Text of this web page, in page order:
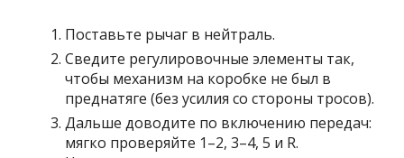
Поставьте рычаг в нейтраль.
Сведите регулировочные элементы так,
чтобы механизм на коробке не был в
преднатяге (без усилия со стороны тросов).
Дальше доводите по включению передач:
мягко проверяйте 1–2, 3–4, 5 и R.